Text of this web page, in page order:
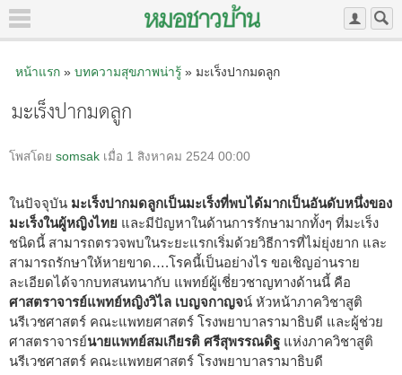
หน้าแรก» บทความสุขภาพน่ารู้» มะเร็งปากมดลูก
มะเร็งปากมดลูก
โพสโดย somsak เมื่อ 1 สิงหาคม 2524 00:00
ในปัจจุบัน มะเร็งปากมดลูกเป็นมะเร็งที่พบได้มากเป็นอันดับหนึ่งของ
มะเร็งในผู้หญิงไทย และมีปัญหาในด้านการรักษามากทั้งๆ ที่มะเร็ง
ชนิดนี้ สามารถตรวจพบในระยะแรกเริ่มด้วยวิธีการที่ไม่ยุ่งยาก และ
สามารถรักษาให้หายขาด….โรคนี้เป็นอย่างไร ขอเชิญอ่านราย
ละเอียดได้จากบทสนทนากับ แพทย์ผู้เชี่ยวชาญทางด้านนี้ คือ
ศาสตราจารย์แพทย์หญิงวิไล เบญจกาญจน์ หัวหน้าภาควิชาสูติ
นรีเวชศาสตร์ คณะแพทยศาสตร์ โรงพยาบาลรามาธิบดี และผู้ช่วย
ศาสตราจารย์นายแพทย์สมเกียรติ ศรีสุพรรณดิฐ แห่งภาควิชาสูติ
นรีเวชศาสตร์ คณะแพทยศาสตร์ โรงพยาบาลรามาธิบดี